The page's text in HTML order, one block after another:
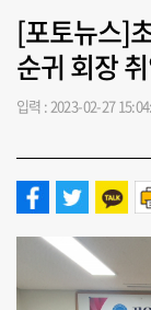
[포토뉴스]
순귀 회장
입력 : 2023-02-27